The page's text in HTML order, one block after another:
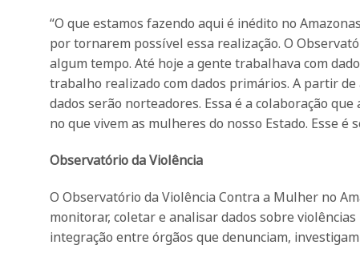
“O que estamos fazendo aqui é inédito no
por tornarem possível essa realização. O
algum tempo. Até hoje a gente trabalhava com
trabalho realizado com dados primários. A partir
dados serão norteadores. Essa é a colaboração
no que vivem as mulheres do nosso Estado. Esse
Observatório da Violência
O Observatório da Violência Contra a Mulher no
monitorar, coletar e analisar dados sobre
integração entre órgãos que denunciam,